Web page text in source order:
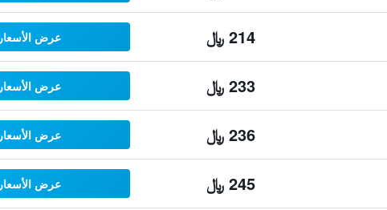
214 ﷼ عرض الأسعار
233 ﷼ عرض الأسعار
236 ﷼ عرض الأسعار
245 ﷼ عرض الأسعار